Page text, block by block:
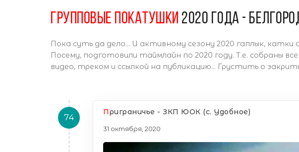
ГРУППОВЫЕ ПОКАТУШКИ 2020 ГОДА -
Пока суть да дело... И активному сезону 2020 гаплык, катки
Посему, подготовили таймлайн по 2020 году. Т.е. собраны
видео, треком и ссылкой на публикацию... Грустить о
74
Приграничье - ЗКП ЮОК (с. Удобное)
31 октября, 2020